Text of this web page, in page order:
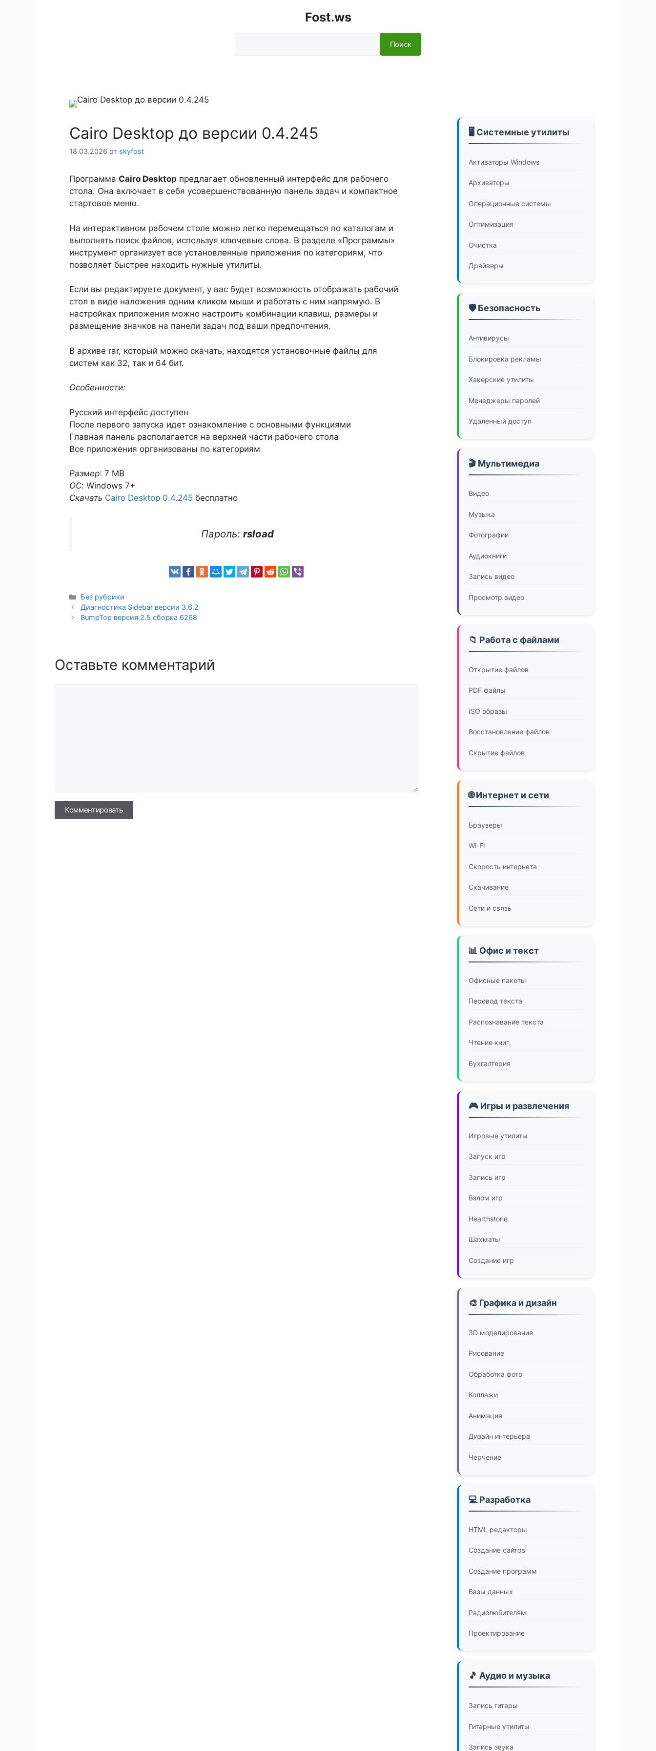
Fost.ws
Поиск
Cairo Desktop до версии 0.4.245
18.03.2026 от skyfost
Программа Cairo Desktop предлагает обновленный интерфейс для рабочего
стола. Она включает в себя усовершенствованную панель задач и компактное
стартовое меню.
На интерактивном рабочем столе можно легко перемещаться по каталогам и
выполнять поиск файлов, используя ключевые слова. В разделе «Программы»
инструмент организует все установленные приложения по категориям, что
позволяет быстрее находить нужные утилиты.
Если вы редактируете документ, у вас будет возможность отображать рабочий
стол в виде наложения одним кликом мыши и работать с ним напрямую. В
настройках приложения можно настроить комбинации клавиш, размеры и
размещение значков на панели задач под ваши предпочтения.
В архиве rar, который можно скачать, находятся установочные файлы для
систем как 32, так и 64 бит.
Особенности:
Русский интерфейс доступен
После первого запуска идет ознакомление с основными функциями
Главная панель располагается на верхней части рабочего стола
Все приложения организованы по категориям
Размер: 7 MB
ОС: Windows 7+
Скачать Cairo Desktop 0.4.245 бесплатно
Пароль: rsload
Рубрики
Без рубрики
Диагностика Sidebar версии 3.6.2
BumpTop версия 2.5 сборка 6268
Оставьте комментарий
Имя
🖥️ Системные утилиты
Активаторы Windows
Архиваторы
Операционные системы
Оптимизация
Очистка
Драйверы
🛡️ Безопасность
Антивирусы
Блокировка рекламы
Хакерские утилиты
Менеджеры паролей
Удаленный доступ
🎬 Мультимедиа
Видео
Музыка
Фотографии
Аудиокниги
Запись видео
Просмотр видео
📁 Работа с файлами
Открытие файлов
PDF файлы
ISO образы
Восстановление файлов
Скрытие файлов
🌐 Интернет и сети
Браузеры
Wi-Fi
Скорость интернета
Скачивание
Сети и связь
📊 Офис и текст
Офисные пакеты
Перевод текста
Распознавание текста
Чтение книг
Бухгалтерия
🎮 Игры и развлечения
Игровые утилиты
Запуск игр
Запись игр
Взлом игр
Hearthstone
Шахматы
Создание игр
🎨 Графика и дизайн
3D моделирование
Рисование
Обработка фото
Коллажи
Анимация
Дизайн интерьера
Черчение
💻 Разработка
HTML редакторы
Создание сайтов
Создание программ
Базы данных
Радиолюбителям
Проектирование
🎵 Аудио и музыка
Запись гитары
Гитарные утилиты
Запись звука